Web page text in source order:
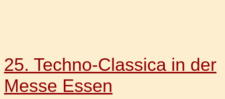
25. Techno-Classica in der
Messe Essen